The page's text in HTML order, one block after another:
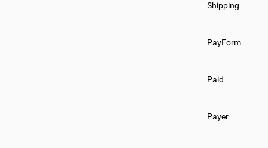
Shipping
PayForm
Paid
Payer